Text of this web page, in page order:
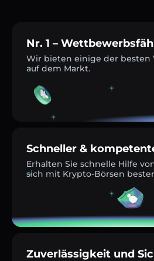
Nr. 1 –
Wir bieten einige der besten
auf dem Markt.
Schneller &
Erhalten Sie schnelle Hilfe
sich mit Krypto-Börsen
Zuverlässigkeit und